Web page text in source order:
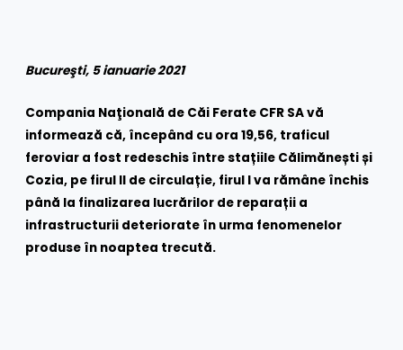
Bucureşti, 5 ianuarie 2021
Compania Naţională de Căi Ferate CFR SA vă
informează că, începând cu ora 19,56, traficul
feroviar a fost redeschis între stațiile Călimănești și
Cozia, pe firul II de circulație, firul I va rămâne închis
până la finalizarea lucrărilor de reparații a
infrastructurii deteriorate în urma fenomenelor
produse în noaptea trecută.